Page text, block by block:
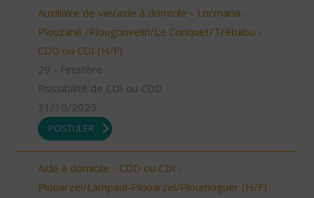
Auxiliaire de vie/aide à domicile - Locmaria-
Plouzané /Plougonvelin/Le Conquet/Trébabu -
CDD ou CDI (H/F)
29 - Finistère
Possibilité de CDI ou CDD
31/10/2025
POSTULER
Aide à domicile - CDD ou CDI -
Plouarzel/Lampaul-Plouarzel/Ploumoguer (H/F)